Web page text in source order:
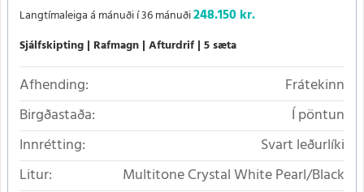
Langtímaleiga á mánuði í 36 mánuði248.150 kr.
Sjálfskipting Rafmagn Afturdrif 5 sæta
Afhending:
Frátekinn
Birgðastaða:
Í pöntun
Innrétting:
Svart leðurlíki
Litur:
Multitone Crystal White Pearl/Black